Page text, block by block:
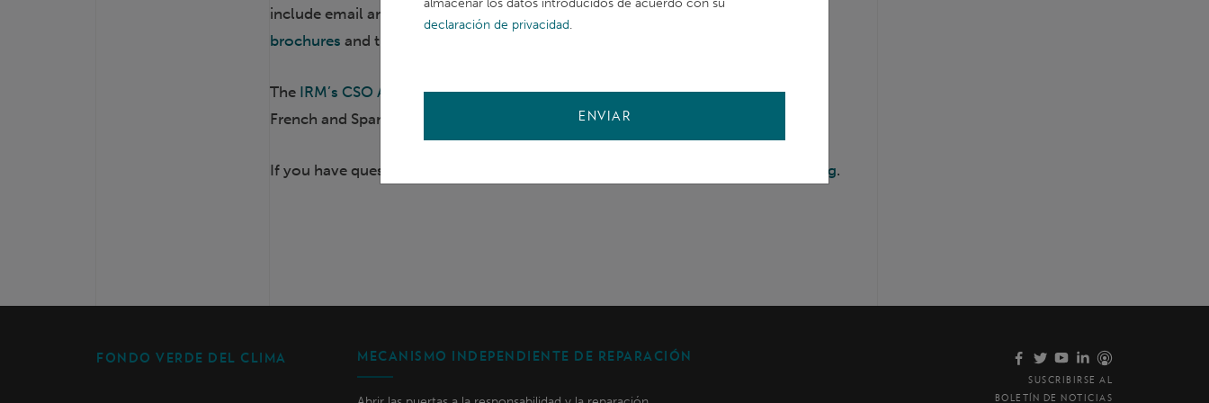
include email and social media content. Physical materials include posters,
brochuresand the
The IRM’s CSO Advocacy Toolkitis available in four languages – Arabic, English,
French and Spanish.
If you have questions about the toolkit, please reach out to pcarlson@gcfund.org.
FONDO VERDE DEL CLIMA MECANISMO INDEPENDIENTE DE REPARACIÓN
SUSCRIBIRSE AL
BOLETÍN DE NOTICIAS
almacenar los datos introducidos de acuerdo con su
declaración de privacidad.
ENVIAR